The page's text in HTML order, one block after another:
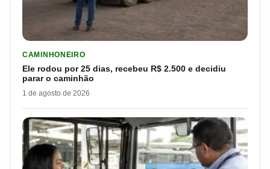
CAMINHONEIRO
Ele rodou por 25 dias, recebeu R$ 2.500 e decidiu
parar o caminhão
1 de agosto de 2026